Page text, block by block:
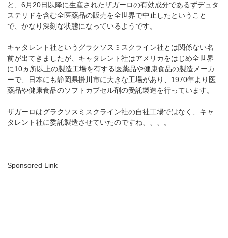
と、6月20日以降に生産されたザガーロの有効成分であるずデュタ
ステリドを含む全医薬品の販売を全世界で中止したということ
で、かなり深刻な状態になっているようです。
キャタレント社というグラクソスミスクライン社とは関係ない名
前が出てきましたが、キャタレント社はアメリカをはじめ全世界
に10ヵ所以上の製造工場を有する医薬品や健康食品の製造メーカ
ーで、日本にも静岡県掛川市に大きな工場があり、1970年より医
薬品や健康食品のソフトカプセル剤の受託製造を行っています。
ザガーロはグラクソスミスクライン社の自社工場ではなく、キャ
タレント社に委託製造させていたのですね、、、。
Sponsored Link